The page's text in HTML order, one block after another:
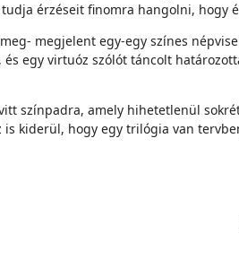
érzéseit finomra hangolni, hogy
megjelent egy-egy színes
egy virtuóz szólót táncolt
színpadra, amely hihetetlenül
kiderül, hogy egy trilógia van